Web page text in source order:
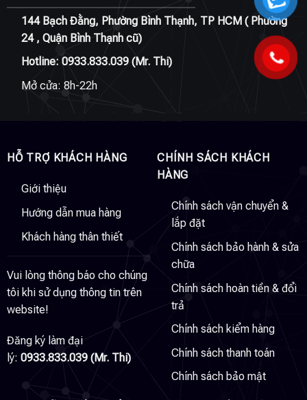
144 Bạch Đằng, Phường Bình Thạnh, TP HCM ( Phường
24 , Quận Bình Thạnh cũ)
Hotline: 0933.833.039(Mr. Thi)
Mở cửa: 8h-22h
HỖ TRỢ KHÁCH HÀNG
Giới thiệu
Hướng dẫn mua hàng
Khách hàng thân thiết
Vui lòng thông báo cho chúng
tôi khi sử dụng thông tin trên
website!
Đăng ký làm đại
lý: 0933.833.039 (Mr. Thi)
CHÍNH SÁCH KHÁCH
HÀNG
Chính sách vận chuyển &
lắp đặt
Chính sách bảo hành & sửa
chữa
Chính sách hoàn tiền & đổi
trả
Chính sách kiểm hàng
Chính sách thanh toán
Chính sách bảo mật